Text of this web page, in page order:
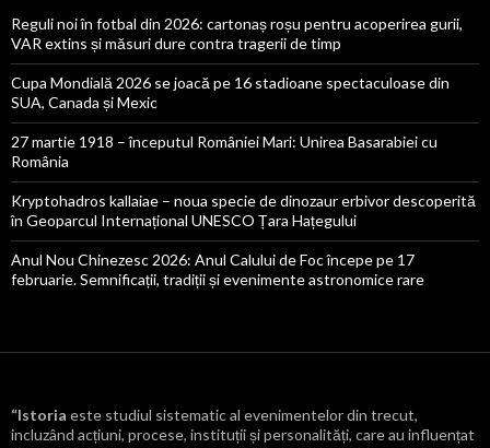
Reguli noi în fotbal din 2026: cartonaș roșu pentru acoperirea gurii,
VAR extins și măsuri dure contra tragerii de timp
Cupa Mondială 2026 se joacă pe 16 stadioane spectaculoase din
SUA, Canada și Mexic
27 martie 1918 – începutul României Mari: Unirea Basarabiei cu
România
Kryptohadros kallaiae – noua specie de dinozaur erbivor descoperită
în Geoparcul Internațional UNESCO Țara Hațegului
Anul Nou Chinezesc 2026: Anul Calului de Foc începe pe 17
februarie. Semnificații, tradiții și evenimente astronomice rare
“Istoria este studiul sistematic al evenimentelor din trecut,
incluzând acțiuni, procese, instituții și personalități, care au influențat